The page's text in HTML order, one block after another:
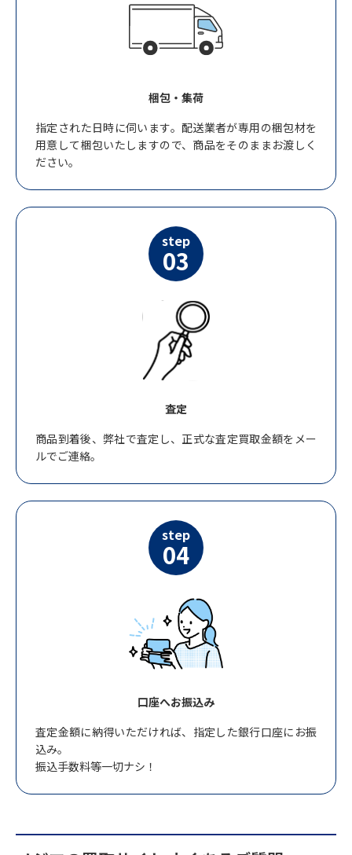
梱包・集荷
指定された日時に伺います。配送業者が専用の梱包材を
用意して梱包いたしますので、商品をそのままお渡しく
ださい。
step
03
査定
商品到着後、弊社で査定し、正式な査定買取金額をメー
ルでご連絡。
step
04
口座へお振込み
査定金額に納得いただければ、指定した銀行口座にお振
込み。
振込手数料等一切ナシ！